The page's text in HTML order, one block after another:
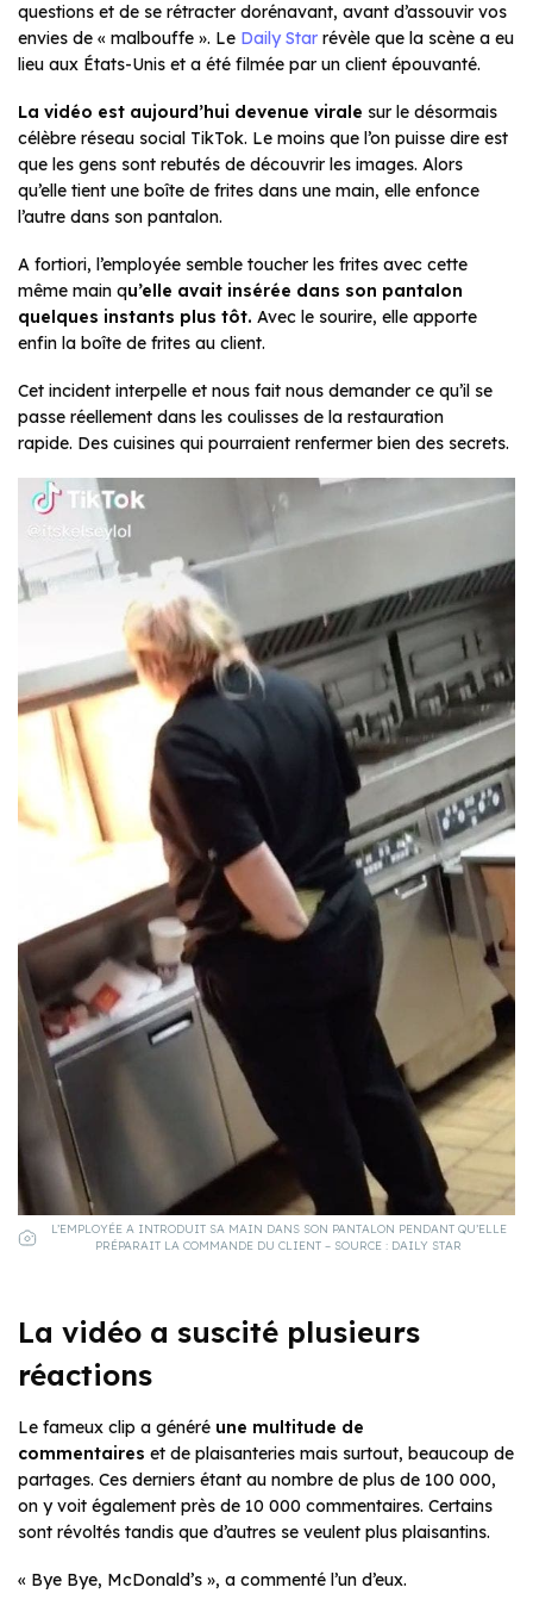
questions et de se rétracter dorénavant, avant d’assouvir vos
envies de « malbouffe ». Le Daily Star révèle que la scène a eu
lieu aux États-Unis et a été filmée par un client épouvanté.
La vidéo est aujourd’hui devenue virale sur le désormais
célèbre réseau social TikTok. Le moins que l’on puisse dire est
que les gens sont rebutés de découvrir les images. Alors
qu’elle tient une boîte de frites dans une main, elle enfonce
l’autre dans son pantalon.
A fortiori, l’employée semble toucher les frites avec cette
même main qu’elle avait insérée dans son pantalon
quelques instants plus tôt. Avec le sourire, elle apporte
enfin la boîte de frites au client.
Cet incident interpelle et nous fait nous demander ce qu’il se
passe réellement dans les coulisses de la restauration
rapide. Des cuisines qui pourraient renfermer bien des secrets.
L’EMPLOYÉE A INTRODUIT SA MAIN DANS SON PANTALON PENDANT QU’ELLE
PRÉPARAIT LA COMMANDE DU CLIENT – SOURCE : DAILY STAR
La vidéo a suscité plusieurs
réactions
Le fameux clip a généré une multitude de
commentaires et de plaisanteries mais surtout, beaucoup de
partages. Ces derniers étant au nombre de plus de 100 000,
on y voit également près de 10 000 commentaires. Certains
sont révoltés tandis que d’autres se veulent plus plaisantins.
« Bye Bye, McDonald’s », a commenté l’un d’eux.